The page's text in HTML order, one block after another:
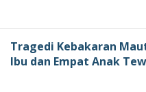
Tragedi Kebakaran
Ibu dan Empat Anak